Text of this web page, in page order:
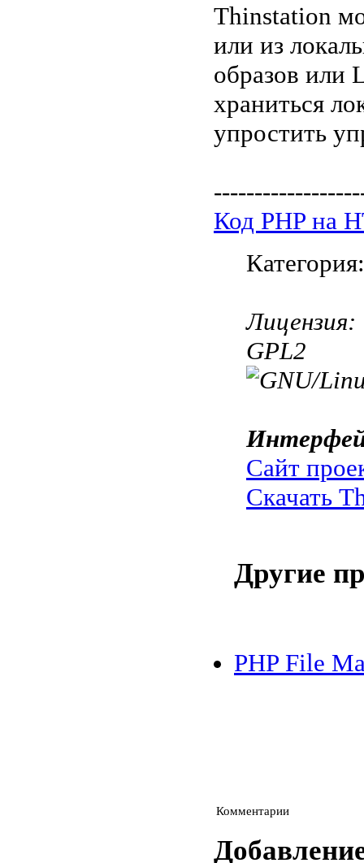
Thinstation
или из
образов или
храниться
упростить
Код PHP на
Лицензия:
GPL2
Сайт
Скачать
Другие
PHP File
Комментарии